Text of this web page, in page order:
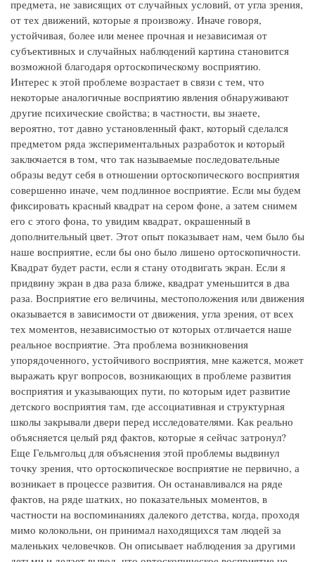
предмета, не зависящих от случайных условий, от угла зрения,
от тех движений, которые я произвожу. Иначе говоря,
устойчивая, более или менее прочная и независимая от
субъективных и случайных наблюдений картина становится
возможной благодаря ортоскопическому восприятию.
Интерес к этой проблеме возрастает в связи с тем, что
некоторые аналогичные восприятию явления обнаруживают
другие психические свойства; в частности, вы знаете,
вероятно, тот давно установленный факт, который сделался
предметом ряда экспериментальных разработок и который
заключается в том, что так называемые последовательные
образы ведут себя в отношении ортоскопического восприятия
совершенно иначе, чем подлинное восприятие. Если мы будем
фиксировать красный квадрат на сером фоне, а затем снимем
его с этого фона, то увидим квадрат, окрашенный в
дополнительный цвет. Этот опыт показывает нам, чем было бы
наше восприятие, если бы оно было лишено ортоскопичности.
Квадрат будет расти, если я стану отодвигать экран. Если я
придвину экран в два раза ближе, квадрат уменьшится в два
раза. Восприятие его величины, местоположения или движения
оказывается в зависимости от движения, угла зрения, от всех
тех моментов, независимостью от которых отличается наше
реальное восприятие. Эта проблема возникновения
упорядоченного, устойчивого восприятия, мне кажется, может
выражать круг вопросов, возникающих в проблеме развития
восприятия и указывающих пути, по которым идет развитие
детского восприятия там, где ассоциативная и структурная
школы закрывали двери перед исследователями. Как реально
объясняется целый ряд фактов, которые я сейчас затронул?
Еще Гельмгольц для объяснения этой проблемы выдвинул
точку зрения, что ортоскопическое восприятие не первично, а
возникает в процессе развития. Он останавливался на ряде
фактов, на ряде шатких, но показательных моментов, в
частности на воспоминаниях далекого детства, когда, проходя
мимо колокольни, он принимал находящихся там людей за
маленьких человечков. Он описывает наблюдения за другими